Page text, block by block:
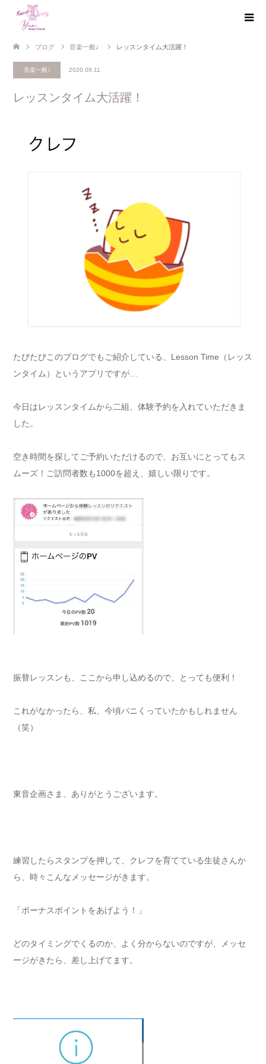
ブログ 音楽一般♪ レッスンタイム大活躍！
音楽一般♪ 2020.09.11
レッスンタイム大活躍！
たびたびこのブログでもご紹介している、Lesson Time（レッス
ンタイム）というアプリですが…
今日はレッスンタイムから二組、体験予約を入れていただきま
した。
空き時間を探してご予約いただけるので、お互いにとってもス
ムーズ！ご訪問者数も1000を超え、嬉しい限りです。
振替レッスンも、ここから申し込めるので、とっても便利！
これがなかったら、私、今頃パニくっていたかもしれません
（笑）
東音企画さま、ありがとうございます。
練習したらスタンプを押して、クレフを育てている生徒さんか
ら、時々こんなメッセージがきます。
「ボーナスポイントをあげよう！」
どのタイミングでくるのか、よく分からないのですが、メッセ
ージがきたら、差し上げてます。